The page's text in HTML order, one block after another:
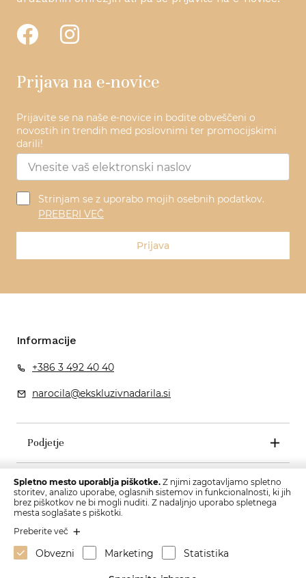
Prijava na e-novice
Prijavite se na naše e-novice in bodite obveščeni o
novostih in trendih med poslovnimi ter promocijskimi
darili!
Strinjam se z uporabo mojih osebnih podatkov.
PREBERI VEČ
Prijava
Informacije
+386 3 492 40 40
narocila@ekskluzivnadarila.si
Podjetje
Pogoji poslovanja
Spletno mesto uporablja piškotke. Z njimi zagotavljamo spletno
storitev, analizo uporabe, oglasnih sistemov in funkcionalnosti, ki jih
brez piškotkov ne bi mogli nuditi. Z nadaljnjo uporabo spletnega
mesta soglašate s piškotki.
Preberite več
Obvezni Marketing Statistika